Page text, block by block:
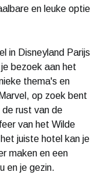
en leuke optie
in Disneyland Parijs
bezoek aan het
thema's en
op zoek bent
rust van de
van het Wilde
juiste hotel kan je
maken en een
en je gezin.